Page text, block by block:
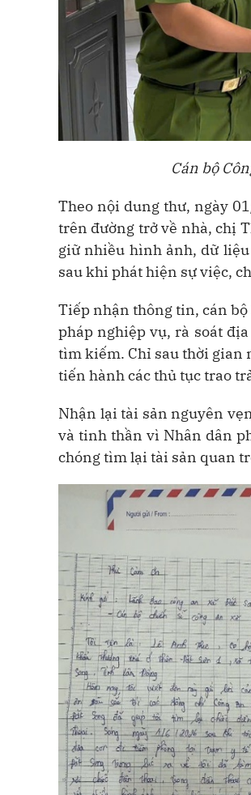
Cán bộ
Theo nội dung thư, ngày
trên đường trở về nhà, chị
giữ nhiều hình ảnh, dữ
sau khi phát hiện sự việc,
Tiếp nhận thông tin, cán
pháp nghiệp vụ, rà soát
tìm kiếm. Chỉ sau thời gian
tiến hành các thủ tục trao
Nhận lại tài sản nguyên
và tinh thần vì Nhân dân
chóng tìm lại tài sản quan